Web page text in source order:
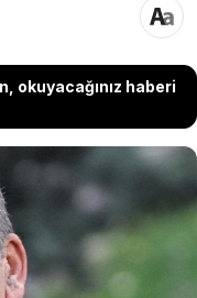
okuyacağınız haberi
3 Ocak 2015’te
aşağıdaki yazısı